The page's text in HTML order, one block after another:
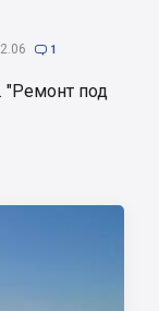
 1
"Ремонт под